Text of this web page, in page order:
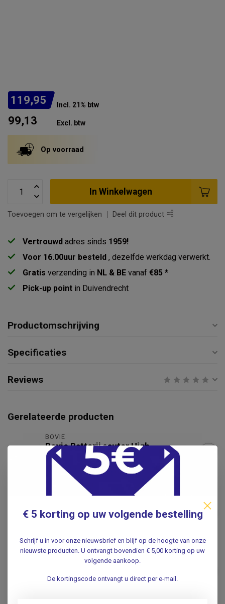
119,95 Incl. 21% btw
99,13 Excl. btw
Op voorraad
In Winkelwagen
Toevoegen om te vergelijken Deel dit product
Vertrouwd adres sinds 1959!
Voor 16.00uur besteld , dezelfde werkdag verwerkt.
Gratis verzending in NL & BE vanaf €85 *
Pick-up point in Duivendrecht
Productomschrijving
Specificaties
Reviews
Gerelateerde producten
BOVIE
Bovie Batterij cauter High
Temp
€86,50
Diatermo 106 Coagulator –
Elektrochirurgisch
Apparaat
€750,00
DIATERMO MB 122 -
mono-bipolar - 120 Watt -
€ 5 korting op uw volgende bestelling
Schrijf u in voor onze nieuwsbrief en blijf op de hoogte van onze
nieuwste producten. U ontvangt bovendien € 5,00 korting op uw
volgende aankoop.
De kortingscode ontvangt u direct per e-mail.